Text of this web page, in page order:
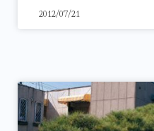
2012/07/21